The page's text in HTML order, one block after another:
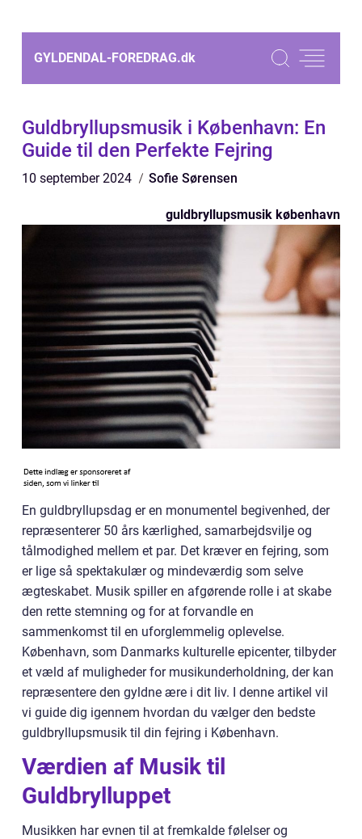
GYLDENDAL-FOREDRAG.dk
Guldbryllupsmusik i København: En
Guide til den Perfekte Fejring
10 september 2024 Sofie Sørensen
guldbryllupsmusik københavn
En guldbryllupsdag er en monumentel begivenhed, der
repræsenterer 50 års kærlighed, samarbejdsvilje og
tålmodighed mellem et par. Det kræver en fejring, som
er lige så spektakulær og mindeværdig som selve
ægteskabet. Musik spiller en afgørende rolle i at skabe
den rette stemning og for at forvandle en
sammenkomst til en uforglemmelig oplevelse.
København, som Danmarks kulturelle epicenter, tilbyder
et væld af muligheder for musikunderholdning, der kan
repræsentere den gyldne ære i dit liv. I denne artikel vil
vi guide dig igennem hvordan du vælger den bedste
guldbryllupsmusik til din fejring i København.
Værdien af Musik til
Guldbrylluppet
Musikken har evnen til at fremkalde følelser og